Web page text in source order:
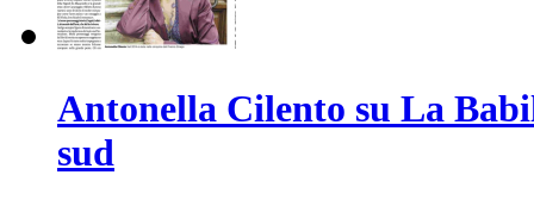
Antonella Cilento su La
sud